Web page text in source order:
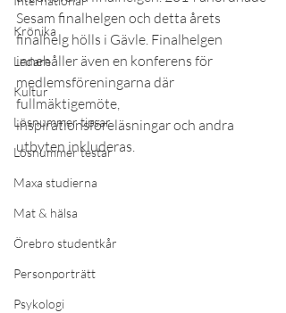
Krönika
Ledare
Kultur
Lösnummer tipsar
Lösnummer testar
Maxa studierna
Mat & hälsa
Örebro studentkår
Personporträtt
Psykologi
Sesam finalhelgen och detta årets
finalhelg hölls i Gävle. Finalhelgen
innehåller även en konferens för
medlemsföreningarna där
fullmäktigemöte,
inspirationsföreläsningar och andra
utbyten inkluderas.